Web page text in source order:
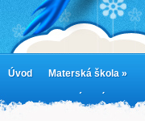
Úvod Materská škola »
cookies Jedálny lístok